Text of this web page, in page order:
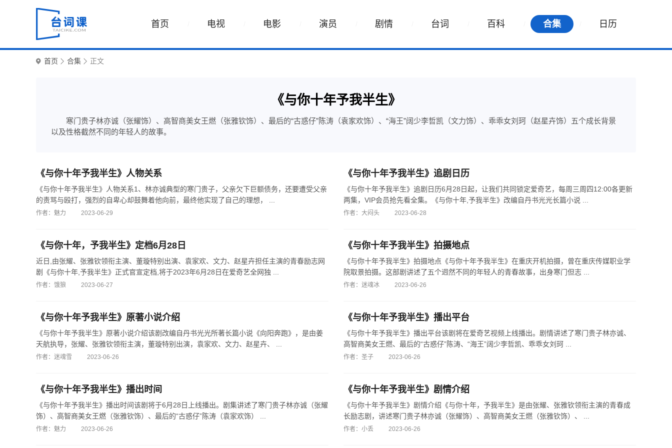
首页 电视 电影 演员 剧情 台词 百科 合集 日历
首页 合集 正文
《与你十年予我半生》
寒门贵子林亦诚（张耀饰）、高智商美女王燃（张雅钦饰）、最后的“古惑仔”陈涛（袁家欢饰）、“海王”阔少李哲凯（文力饰）、乖乖女刘珂（赵星卉饰）五个成长背景
以及性格截然不同的年轻人的故事。
《与你十年予我半生》人物关系
《与你十年予我半生》人物关系1、林亦诚典型的寒门贵子，父亲欠下巨额债务，还要遭受父亲
的责骂与殴打，强烈的自卑心却鼓舞着他向前，最终他实现了自己的理想， ...
作者：魅力 2023-06-29
《与你十年予我半生》追剧日历
《与你十年予我半生》追剧日历6月28日起，让我们共同锁定爱奇艺，每周三周四12:00各更新
两集，VIP会员抢先看全集。《与你十年,予我半生》改编自丹书光光长篇小说 ...
作者：大闷头 2023-06-28
《与你十年，予我半生》定档6月28日
近日,由张耀、张雅钦领衔主演、董璇特别出演、袁家欢、文力、赵星卉担任主演的青春励志网
剧《与你十年,予我半生》正式官宣定档,将于2023年6月28日在爱奇艺全网独 ...
作者：饿狼 2023-06-27
《与你十年予我半生》拍摄地点
《与你十年予我半生》拍摄地点《与你十年予我半生》在重庆开机拍摄，曾在重庆传媒职业学
院取景拍摄。这部剧讲述了五个迥然不同的年轻人的青春故事，出身寒门但志 ...
作者：迷魂冰 2023-06-26
《与你十年予我半生》原著小说介绍
《与你十年予我半生》原著小说介绍该剧改编自丹书光光所著长篇小说《向阳奔跑》，是由姜
天航执导，张耀、张雅钦领衔主演，董璇特别出演，袁家欢、文力、赵星卉、 ...
作者：迷魂雪 2023-06-26
《与你十年予我半生》播出平台
《与你十年予我半生》播出平台该剧将在爱奇艺视频上线播出。剧情讲述了寒门贵子林亦诚、
高智商美女王燃、最后的“古惑仔”陈涛、“海王”阔少李哲凯、乖乖女刘珂 ...
作者：圣子 2023-06-26
《与你十年予我半生》播出时间
《与你十年予我半生》播出时间该剧将于6月28日上线播出。剧集讲述了寒门贵子林亦诚（张耀
饰）、高智商美女王燃（张雅钦饰）、最后的“古惑仔”陈涛（袁家欢饰） ...
作者：魅力 2023-06-26
《与你十年予我半生》剧情介绍
《与你十年予我半生》剧情介绍《与你十年，予我半生》是由张耀、张雅钦领衔主演的青春成
长励志剧，讲述寒门贵子林亦诚（张耀饰）、高智商美女王燃（张雅钦饰）、 ...
作者：小丢 2023-06-26